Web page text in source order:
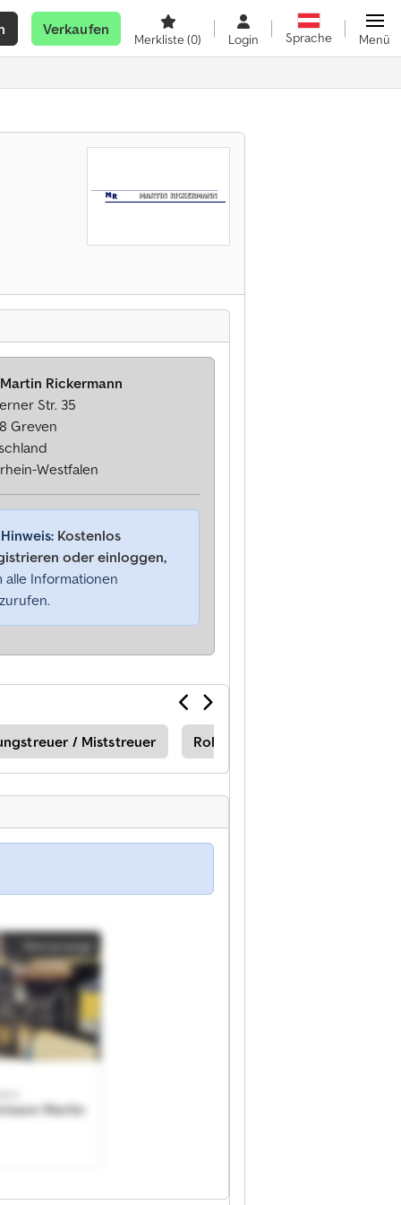
Verkaufen
Merkliste(0) Login Sprache Menü
Rickermann
Str. 35
Greven
Westfalen
Kostenlos
oder einloggen,
alle Informationen
/ Miststreuer Rolland Stalldungstreuer /
Martin
Kleinanzeige